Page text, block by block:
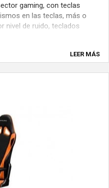
gaming, con teclas
en las teclas, más o
nivel de ruido, teclados
LEER MÁS